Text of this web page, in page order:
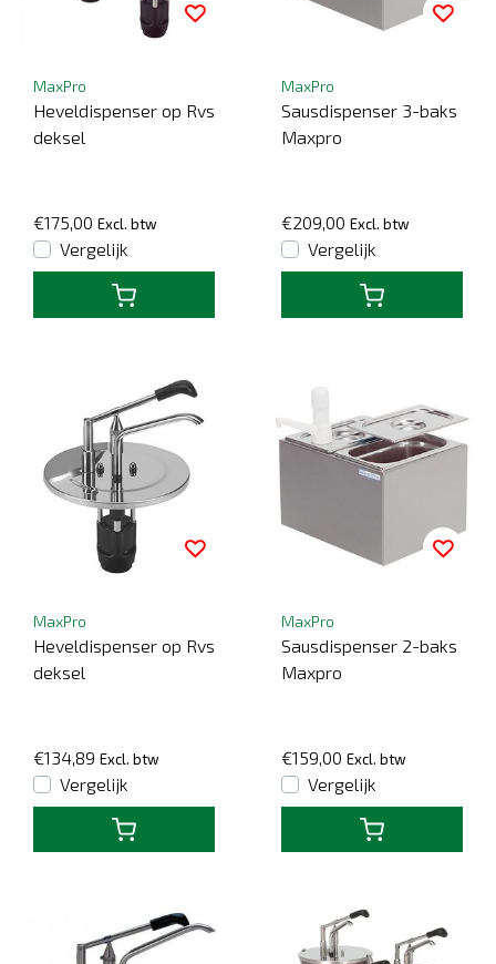
MaxPro
Heveldispenser op Rvs
deksel
€175,00 Excl. btw
Vergelijk
MaxPro
Sausdispenser 3-baks
Maxpro
€209,00 Excl. btw
Vergelijk
MaxPro
Heveldispenser op Rvs
deksel
€134,89 Excl. btw
Vergelijk
MaxPro
Sausdispenser 2-baks
Maxpro
€159,00 Excl. btw
Vergelijk